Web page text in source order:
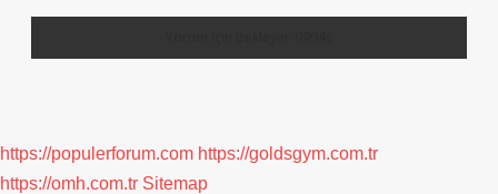
https://populerforum.com https://goldsgym.com.tr
https://omh.com.tr Sitemap